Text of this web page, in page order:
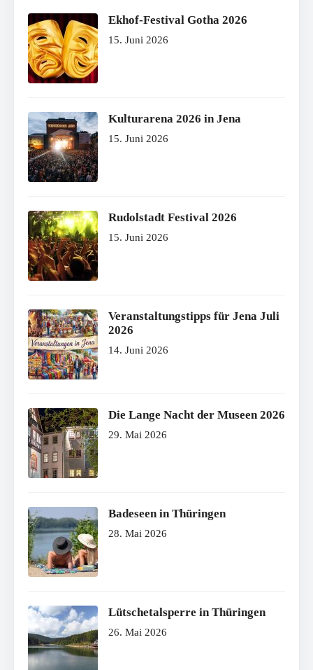
Ekhof-Festival Gotha 2026
15. Juni 2026
Kulturarena 2026 in Jena
15. Juni 2026
Rudolstadt Festival 2026
15. Juni 2026
Veranstaltungstipps für Jena Juli
2026
14. Juni 2026
Die Lange Nacht der Museen 2026
29. Mai 2026
Badeseen in Thüringen
28. Mai 2026
Lütschetalsperre in Thüringen
26. Mai 2026